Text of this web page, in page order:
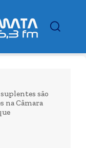
são
na Câmara